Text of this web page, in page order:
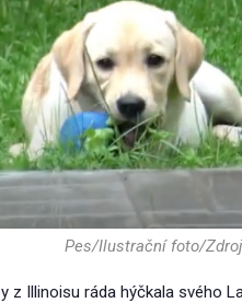
Pes/Ilustrační foto/
z Illinoisu ráda hýčkala svého